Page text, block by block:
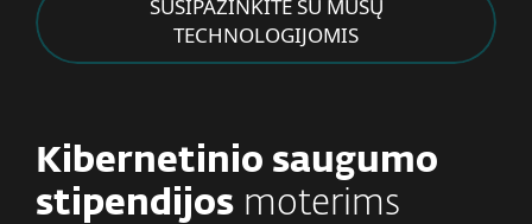
SUSIPAŽINKITE SU MŪSŲ
TECHNOLOGIJOMIS
Kibernetinio saugumo
stipendijos moterims